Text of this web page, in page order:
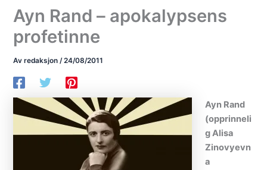
Ayn Rand – apokalypsens
profetinne
Av redaksjon/24/08/2011
Ayn Rand
(opprinneli
g Alisa
Zinovyevn
a